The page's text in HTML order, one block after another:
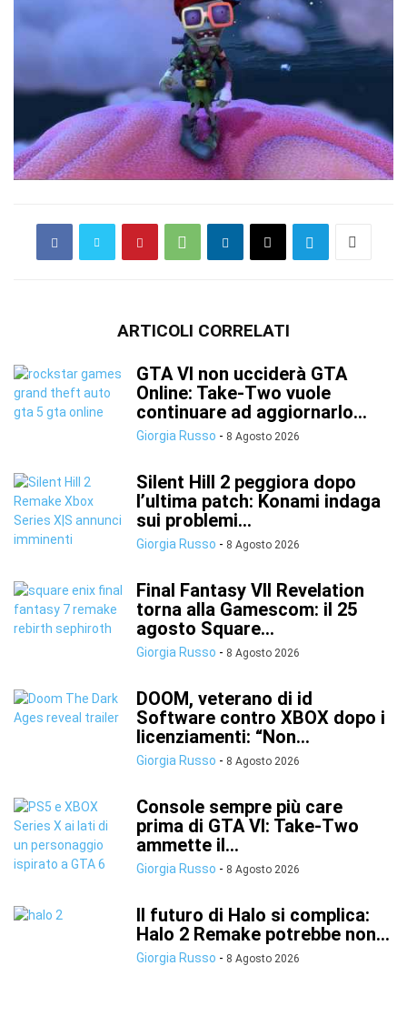
ARTICOLI CORRELATI
GTA VI non ucciderà GTA
Online: Take-Two vuole
continuare ad aggiornarlo...
Giorgia Russo - 8 Agosto 2026
Silent Hill 2 peggiora dopo
l’ultima patch: Konami indaga
sui problemi...
Giorgia Russo - 8 Agosto 2026
Final Fantasy VII Revelation
torna alla Gamescom: il 25
agosto Square...
Giorgia Russo - 8 Agosto 2026
DOOM, veterano di id
Software contro XBOX dopo i
licenziamenti: “Non...
Giorgia Russo - 8 Agosto 2026
Console sempre più care
prima di GTA VI: Take-Two
ammette il...
Giorgia Russo - 8 Agosto 2026
Il futuro di Halo si complica:
Halo 2 Remake potrebbe non...
Giorgia Russo - 8 Agosto 2026